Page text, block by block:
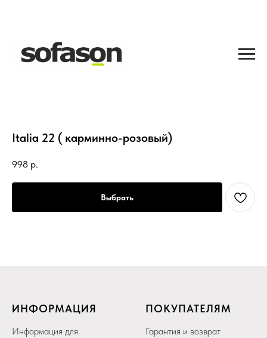
Italia 22 ( карминно-розовый)
998 р.
Выбрать
ИНФОРМАЦИЯ
Информация для
ПОКУПАТЕЛЯМ
Гарантия и возврат